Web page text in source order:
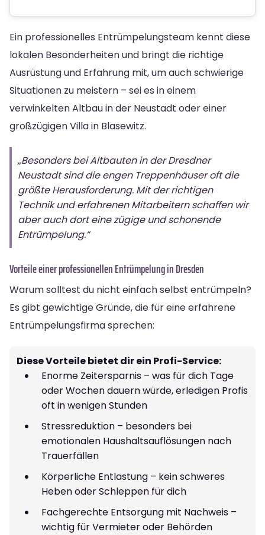
Ein professionelles Entrümpelungsteam kennt diese
lokalen Besonderheiten und bringt die richtige
Ausrüstung und Erfahrung mit, um auch schwierige
Situationen zu meistern – sei es in einem
verwinkelten Altbau in der Neustadt oder einer
großzügigen Villa in Blasewitz.
„Besonders bei Altbauten in der Dresdner
Neustadt sind die engen Treppenhäuser oft die
größte Herausforderung. Mit der richtigen
Technik und erfahrenen Mitarbeitern schaffen wir
aber auch dort eine zügige und schonende
Entrümpelung.“
Vorteile einer professionellen Entrümpelung in Dresden
Warum solltest du nicht einfach selbst entrümpeln?
Es gibt gewichtige Gründe, die für eine erfahrene
Entrümpelungsfirma sprechen:
Diese Vorteile bietet dir ein Profi-Service:
Enorme Zeitersparnis – was für dich Tage
oder Wochen dauern würde, erledigen Profis
oft in wenigen Stunden
Stressreduktion – besonders bei
emotionalen Haushaltsauflösungen nach
Trauerfällen
Körperliche Entlastung – kein schweres
Heben oder Schleppen für dich
Fachgerechte Entsorgung mit Nachweis –
wichtig für Vermieter oder Behörden